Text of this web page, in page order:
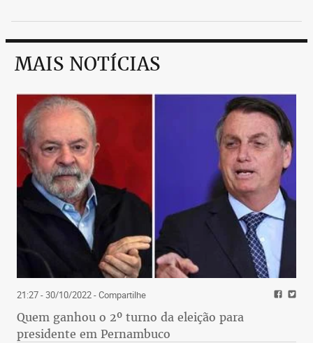
MAIS NOTÍCIAS
21:27 - 30/10/2022- Compartilhe
Quem ganhou o 2º turno da eleição para
presidente em Pernambuco